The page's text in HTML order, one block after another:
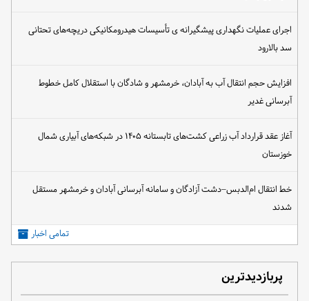
اجرای عملیات نگهداری پیشگیرانه ی تأسیسات هیدرومکانیکی دریچه‌های تحتانی
سد بالارود
افزایش حجم انتقال آب به آبادان، خرمشهر و شادگان با استقلال کامل خطوط
آبرسانی غدیر
آغاز عقد قرارداد آب زراعی کشت‌های تابستانه ۱۴۰۵ در شبکه‌های آبیاری شمال
خوزستان
خط انتقال ام‌الدبس–دشت آزادگان و سامانه آبرسانی آبادان و خرمشهر مستقل
شدند
تمامی اخبار
پربازدیدترین